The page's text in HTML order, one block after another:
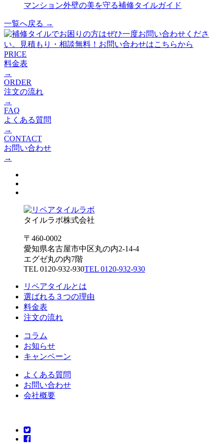
マンション外壁の美を守る補修タイルガイド
一覧へ戻る →
PRICE
料金表
→
ORDER
注文の流れ
→
FAQ
よくある質問
→
CONTACT
お問い合わせ
→
タイルラボ株式会社
〒460-0002
愛知県名古屋市中区丸の内2-14-4
エグゼ丸の内7階
TEL 0120-932-930TEL 0120-932-930
リペアタイルとは
選ばれる３つの理由
料金表
注文の流れ
コラム
お知らせ
キャンペーン
よくある質問
お問い合わせ
会社概要